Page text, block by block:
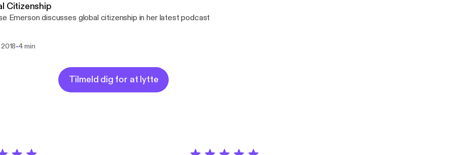
Citizenship
Emerson discusses global citizenship in her latest podcast
-4 min
Tilmeld dig for at lytte